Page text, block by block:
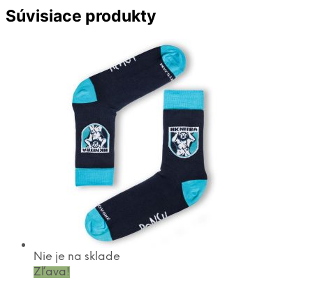
Súvisiace produkty
Nie je na sklade
Zľava!